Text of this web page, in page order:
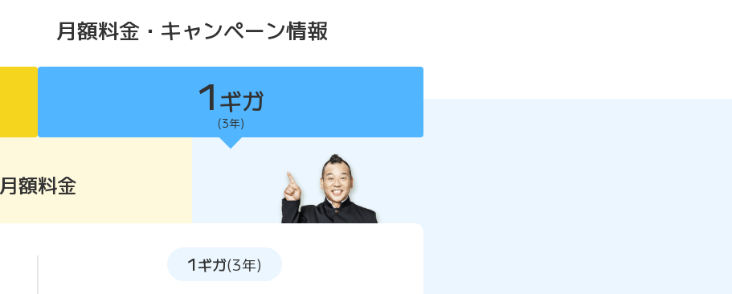
月額料金・キャンペーン情報
1 ギガ
(3年)
月額料金
1ギガ(3年)